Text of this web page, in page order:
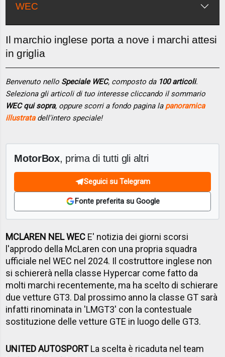
WEC
Il marchio inglese porta a nove i marchi attesi
in griglia
Benvenuto nello Speciale WEC, composto da 100 articoli.
Seleziona gli articoli di tuo interesse cliccando il sommario
WEC qui sopra, oppure scorri a fondo pagina la panoramica
illustratadell'intero speciale!
MotorBox, prima di tutti gli altri
Seguici su Telegram
Fonte preferita su Google
MCLAREN NEL WEC E' notizia dei giorni scorsi
l'approdo della McLaren con una propria squadra
ufficiale nel WEC nel 2024. Il costruttore inglese non
si schiererà nella classe Hypercar come fatto da
molti marchi recentemente, ma ha scelto di schierare
due vetture GT3. Dal prossimo anno la classe GT sarà
infatti rinominata in 'LMGT3' con la contestuale
sostituzione delle vetture GTE in luogo delle GT3.
UNITED AUTOSPORTLa scelta è ricaduta nel team